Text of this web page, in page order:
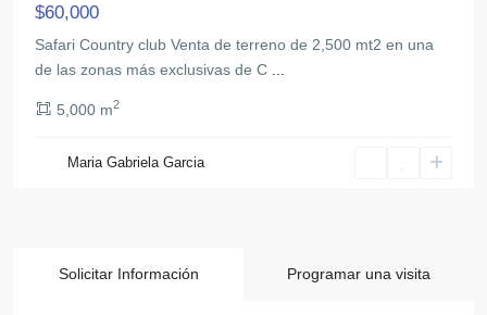
$60,000
Safari Country club ​Venta de terreno de 2,500 mt2 en una
de las zonas más exclusivas de C
5,000 m2
Maria Gabriela Garcia
Solicitar Información Programar una visita